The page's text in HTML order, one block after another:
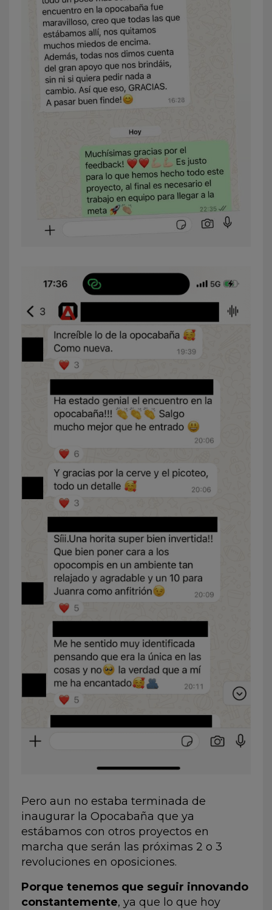
Pero aun no estaba terminada de
inaugurar la Opocabaña que ya
estábamos con otros proyectos en
marcha que serán las próximas 2 o 3
revoluciones en oposiciones.
Porque tenemos que seguir innovando
constantemente, ya que lo que hoy